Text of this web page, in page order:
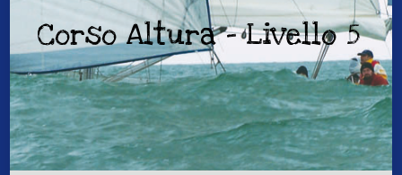
Corso Altura – Livello 5